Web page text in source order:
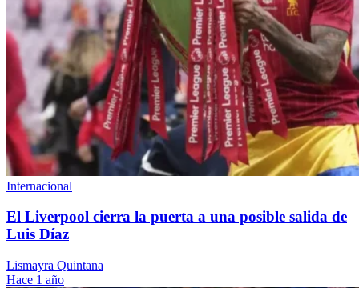
Internacional
El Liverpool cierra la puerta a una posible salida de
Luis Díaz
Lismayra Quintana
Hace 1 año